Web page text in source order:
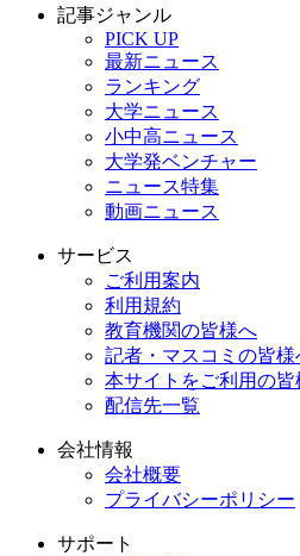
記事ジャンル
PICK UP
最新ニュース
ランキング
大学ニュース
小中高ニュース
大学発ベンチャー
ニュース特集
動画ニュース
サービス
ご利用案内
利用規約
教育機関の皆様へ
記者・マスコミの皆様
本サイトをご利用の皆
配信先一覧
会社情報
会社概要
プライバシーポリシー
サポート